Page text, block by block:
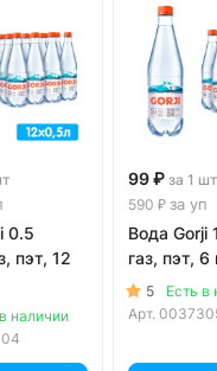
0.5
пэт, 12
наличии
99 ₽ за 1 шт
590 ₽ за уп
Вода Gorji
газ, пэт,
5
Есть в
Арт.